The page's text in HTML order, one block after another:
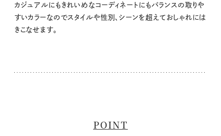
カジュアルにもきれいめなコーディネートにもバランスの取りや
すいカラーなのでスタイルや性別、シーンを超えておしゃれには
きこなせます。
POINT